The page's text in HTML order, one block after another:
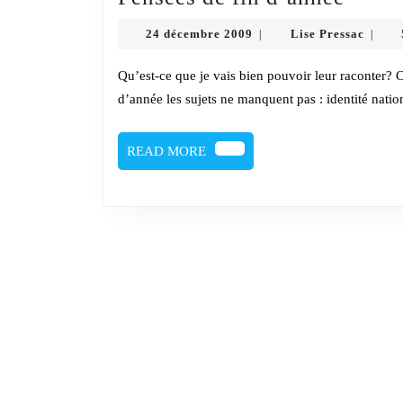
24 décembre 2009 24
Lise PressacLise
Qu’est-ce que je vais bien pouvoir leur raconter? C’est le premier billet, il s’agit de pas se planter. En cette fin
d’année les sujets ne manquent pas : identité
READ MORE
READ
MORE